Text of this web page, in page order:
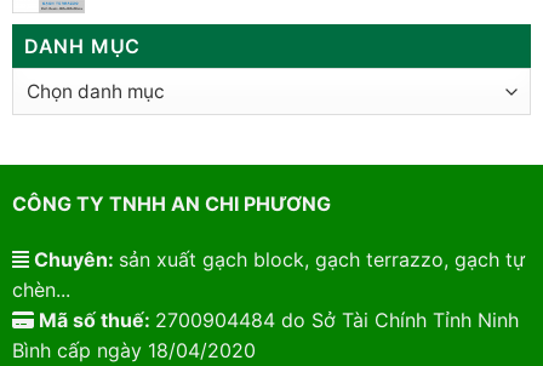
DANH MỤC
Danh
CÔNG TY TNHH AN CHI PHƯƠNG
Chuyên: sản xuất gạch block, gạch terrazzo, gạch tự
chèn...
Mã số thuế: 2700904484 do Sở Tài Chính Tỉnh Ninh
Bình cấp ngày 18/04/2020